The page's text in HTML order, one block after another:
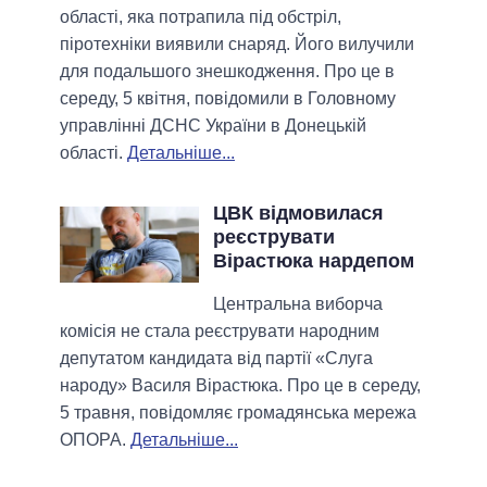
області, яка потрапила під обстріл,
піротехніки виявили снаряд. Його вилучили
для подальшого знешкодження. Про це в
середу, 5 квітня, повідомили в Головному
управлінні ДСНС України в Донецькій
області. Детальніше...
ЦВК відмовилася
реєструвати
Вірастюка нардепом
Центральна виборча
комісія не стала реєструвати народним
депутатом кандидата від партії «Слуга
народу» Василя Вірастюка. Про це в середу,
5 травня, повідомляє громадянська мережа
ОПОРА. Детальніше...